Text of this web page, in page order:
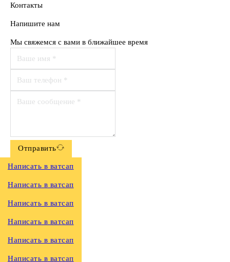
Контакты
Напишите нам
Мы свяжемся с вами в ближайшее время
Отправить
Написать в ватсап
Написать в ватсап
Написать в ватсап
Написать в ватсап
Написать в ватсап
Написать в ватсап